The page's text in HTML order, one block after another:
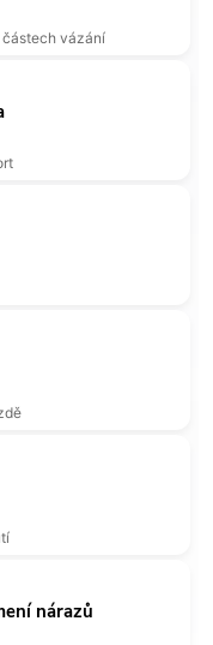
vázání
nárazů